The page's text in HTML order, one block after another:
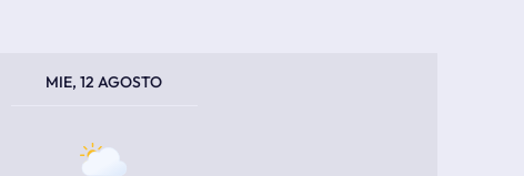
MIE, 12 AGOSTO